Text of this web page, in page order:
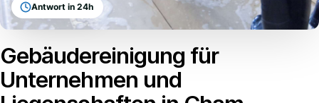
Antwort in 24h
Gebäudereinigung für
Unternehmen und